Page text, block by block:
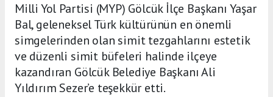
Milli Yol Partisi (MYP) Gölcük İlçe Başkanı Yaşar
Bal, geleneksel Türk kültürünün en önemli
simgelerinden olan simit tezgahlarını estetik
ve düzenli simit büfeleri halinde ilçeye
kazandıran Gölcük Belediye Başkanı Ali
Yıldırım Sezer’e teşekkür etti.